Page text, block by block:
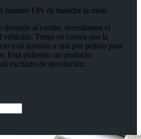
número FIN de bastidor la moto
deseado al carrito, necesitamos el
vehículo. Tenga en cuenta que la
está limitada a una por pedido para
Está pidiendo un producto
excluido de devolución.